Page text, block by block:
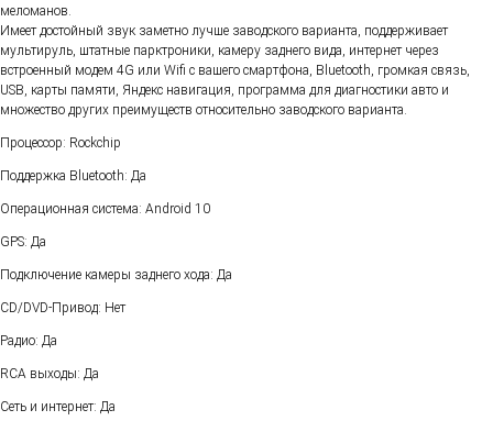
меломанов.
Имеет достойный звук заметно лучше заводского варианта, поддерживает
мультируль, штатные парктроники, камеру заднего вида, интернет через
встроенный модем 4G или Wifi с вашего смартфона, Bluetooth, громкая связь,
USB, карты памяти, Яндекс навигация, программа для диагностики авто и
множество других преимуществ относительно заводского варианта.
Процессор: Rockchip
Поддержка Bluetooth: Да
Операционная система: Android 10
GPS: Да
Подключение камеры заднего хода: Да
CD/DVD-Привод: Нет
Радио: Да
RCA выходы: Да
Сеть и интернет: Да